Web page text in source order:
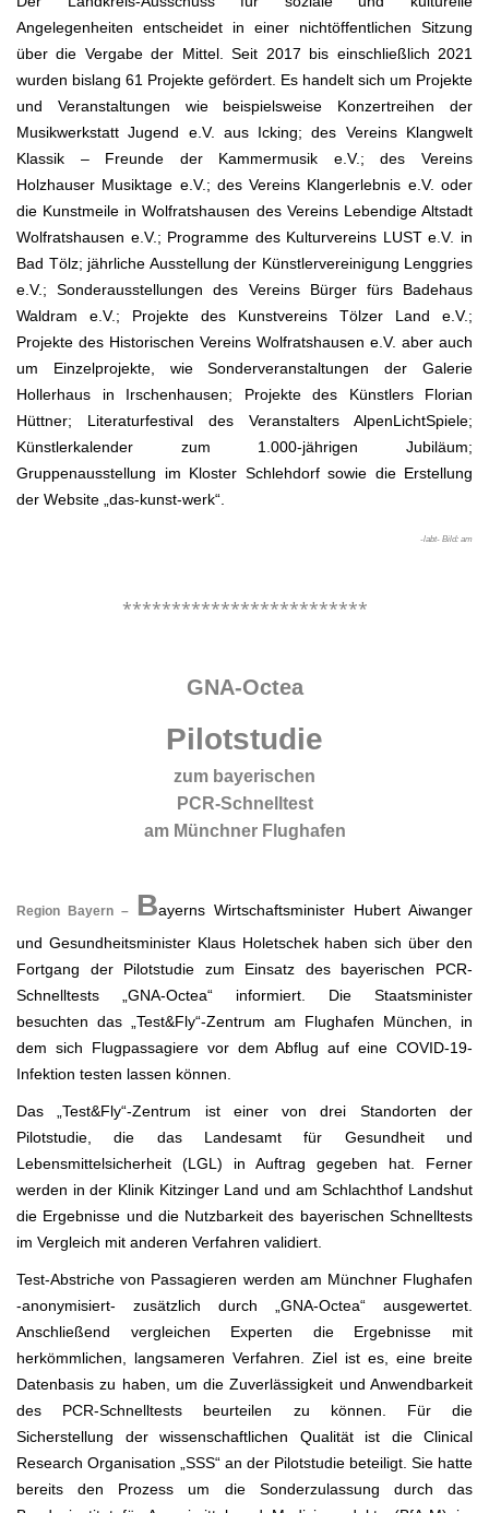
Angelegenheiten entscheidet in einer nichtöffentlichen Sitzung
über die Vergabe der Mittel. Seit 2017 bis einschließlich 2021
wurden bislang 61 Projekte gefördert. Es handelt sich um Projekte
und Veranstaltungen wie beispielsweise Konzertreihen der
Musikwerkstatt Jugend e.V. aus Icking; des Vereins Klangwelt
Klassik – Freunde der Kammermusik e.V.; des Vereins
Holzhauser Musiktage e.V.; des Vereins Klangerlebnis e.V. oder
die Kunstmeile in Wolfratshausen des Vereins Lebendige Altstadt
Wolfratshausen e.V.; Programme des Kulturvereins LUST e.V. in
Bad Tölz; jährliche Ausstellung der Künstlervereinigung Lenggries
e.V.; Sonderausstellungen des Vereins Bürger fürs Badehaus
Waldram e.V.; Projekte des Kunstvereins Tölzer Land e.V.;
Projekte des Historischen Vereins Wolfratshausen e.V. aber auch
um Einzelprojekte, wie Sonderveranstaltungen der Galerie
Hollerhaus in Irschenhausen; Projekte des Künstlers Florian
Hüttner; Literaturfestival des Veranstalters AlpenLichtSpiele;
Künstlerkalender zum 1.000-jährigen Jubiläum;
Gruppenausstellung im Kloster Schlehdorf sowie die Erstellung
der Website „das-kunst-werk“.
-labt- Bild: am
*************************
GNA-Octea
Pilotstudie
zum bayerischen
PCR-Schnelltest
am Münchner Flughafen
Region Bayern – Bayerns Wirtschaftsminister Hubert Aiwanger
und Gesundheitsminister Klaus Holetschek haben sich über den
Fortgang der Pilotstudie zum Einsatz des bayerischen PCR-
Schnelltests „GNA-Octea“ informiert. Die Staatsminister
besuchten das „Test&Fly“-Zentrum am Flughafen München, in
dem sich Flugpassagiere vor dem Abflug auf eine COVID-19-
Infektion testen lassen können.
Das „Test&Fly“-Zentrum ist einer von drei Standorten der
Pilotstudie, die das Landesamt für Gesundheit und
Lebensmittelsicherheit (LGL) in Auftrag gegeben hat. Ferner
werden in der Klinik Kitzinger Land und am Schlachthof Landshut
die Ergebnisse und die Nutzbarkeit des bayerischen Schnelltests
im Vergleich mit anderen Verfahren validiert.
Test-Abstriche von Passagieren werden am Münchner Flughafen
-anonymisiert- zusätzlich durch „GNA-Octea“ ausgewertet.
Anschließend vergleichen Experten die Ergebnisse mit
herkömmlichen, langsameren Verfahren. Ziel ist es, eine breite
Datenbasis zu haben, um die Zuverlässigkeit und Anwendbarkeit
des PCR-Schnelltests beurteilen zu können. Für die
Sicherstellung der wissenschaftlichen Qualität ist die Clinical
Research Organisation „SSS“ an der Pilotstudie beteiligt. Sie hatte
bereits den Prozess um die Sonderzulassung durch das